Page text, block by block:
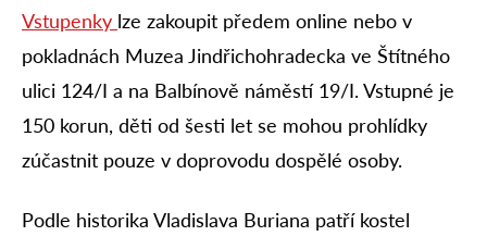
Vstupenky lze zakoupit předem online nebo v
pokladnách Muzea Jindřichohradecka ve Štítného
ulici 124/I a na Balbínově náměstí 19/I. Vstupné je
150 korun, děti od šesti let se mohou prohlídky
zúčastnit pouze v doprovodu dospělé osoby.
Podle historika Vladislava Buriana patří kostel